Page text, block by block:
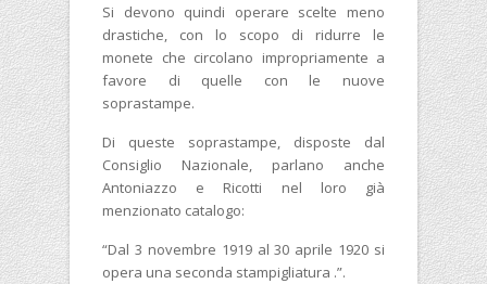
Si devono quindi operare scelte meno
drastiche, con lo scopo di ridurre le
monete che circolano impropriamente a
favore di quelle con le nuove
soprastampe.
Di queste soprastampe, disposte dal
Consiglio Nazionale, parlano anche
Antoniazzo e Ricotti nel loro già
menzionato catalogo:
“Dal 3 novembre 1919 al 30 aprile 1920 si
opera una seconda stampigliatura .”.